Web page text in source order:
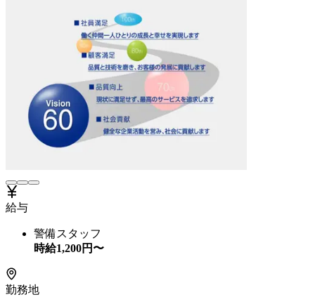
給与
警備スタッフ
時給1,200円〜
勤務地